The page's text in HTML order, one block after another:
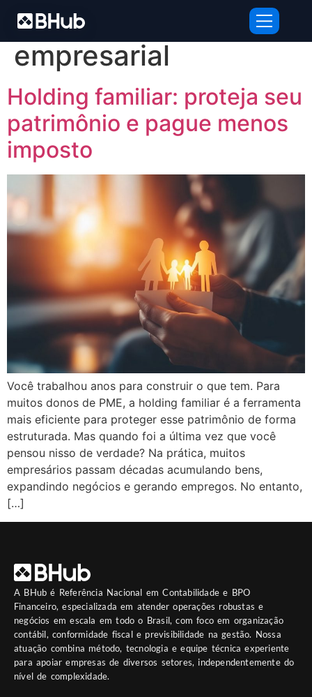
Tag:sucessão
empresarial
Holding familiar: proteja seu
patrimônio e pague menos
imposto
Você trabalhou anos para construir o que tem. Para
muitos donos de PME, a holding familiar é a ferramenta
mais eficiente para proteger esse patrimônio de forma
estruturada. Mas quando foi a última vez que você
pensou nisso de verdade? Na prática, muitos
empresários passam décadas acumulando bens,
expandindo negócios e gerando empregos. No entanto,
[…]
A BHub é Referência Nacional em Contabilidade e BPO
Financeiro, especializada em atender operações robustas e
negócios em escala em todo o Brasil, com foco em organização
contábil, conformidade fiscal e previsibilidade na gestão. Nossa
atuação combina método, tecnologia e equipe técnica experiente
para apoiar empresas de diversos setores, independentemente do
nível de complexidade.